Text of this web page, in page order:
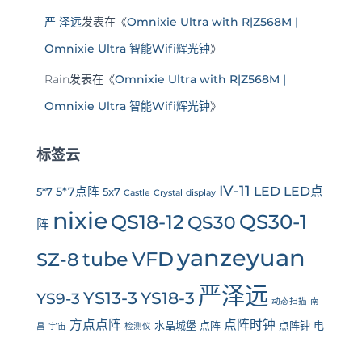
严 泽远发表在《Omnixie Ultra with R|Z568M |
Omnixie Ultra 智能Wifi辉光钟》
Rain发表在《Omnixie Ultra with R|Z568M |
Omnixie Ultra 智能Wifi辉光钟》
标签云
5*7 5*7点阵 5x7 Castle Crystal display IV-11 LED LED点
阵 nixieQS18-12 QS30 QS30-1
SZ-8tubeVFDyanzeyuan
YS9-3 YS13-3 YS18-3 严泽远 动态扫描 南
昌 宇宙 方点点阵 检测仪 水晶城堡 点阵 点阵时钟 点阵钟 电